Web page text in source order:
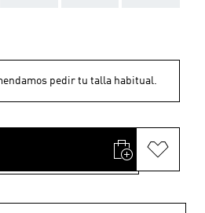
pedir tu talla habitual.